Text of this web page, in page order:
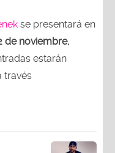
se presentará en
de noviembre,
estarán
través